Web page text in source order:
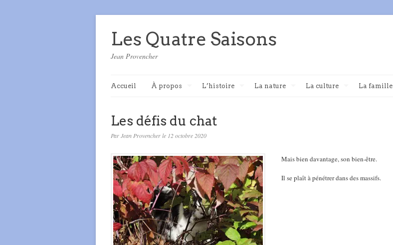
Les Quatre Saisons
Jean Provencher
Accueil À propos L’histoire La nature La culture La famille
Les défis du chat
Par Jean Provencher le 12 octobre 2020
Mais bien davantage, son bien-être.
Il se plaît à pénétrer dans des massifs.